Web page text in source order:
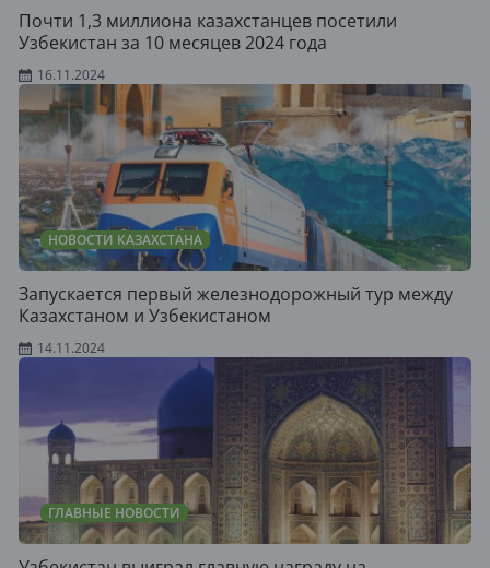
Почти 1,3 миллиона казахстанцев посетили
Узбекистан за 10 месяцев 2024 года
16.11.2024
НОВОСТИ КАЗАХСТАНА
Запускается первый железнодорожный тур между
Казахстаном и Узбекистаном
14.11.2024
ГЛАВНЫЕ НОВОСТИ